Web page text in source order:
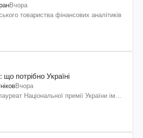
Вчора
товариства фінансових аналітиків
потрібно Україні
Вчора
Національної премії України ім.